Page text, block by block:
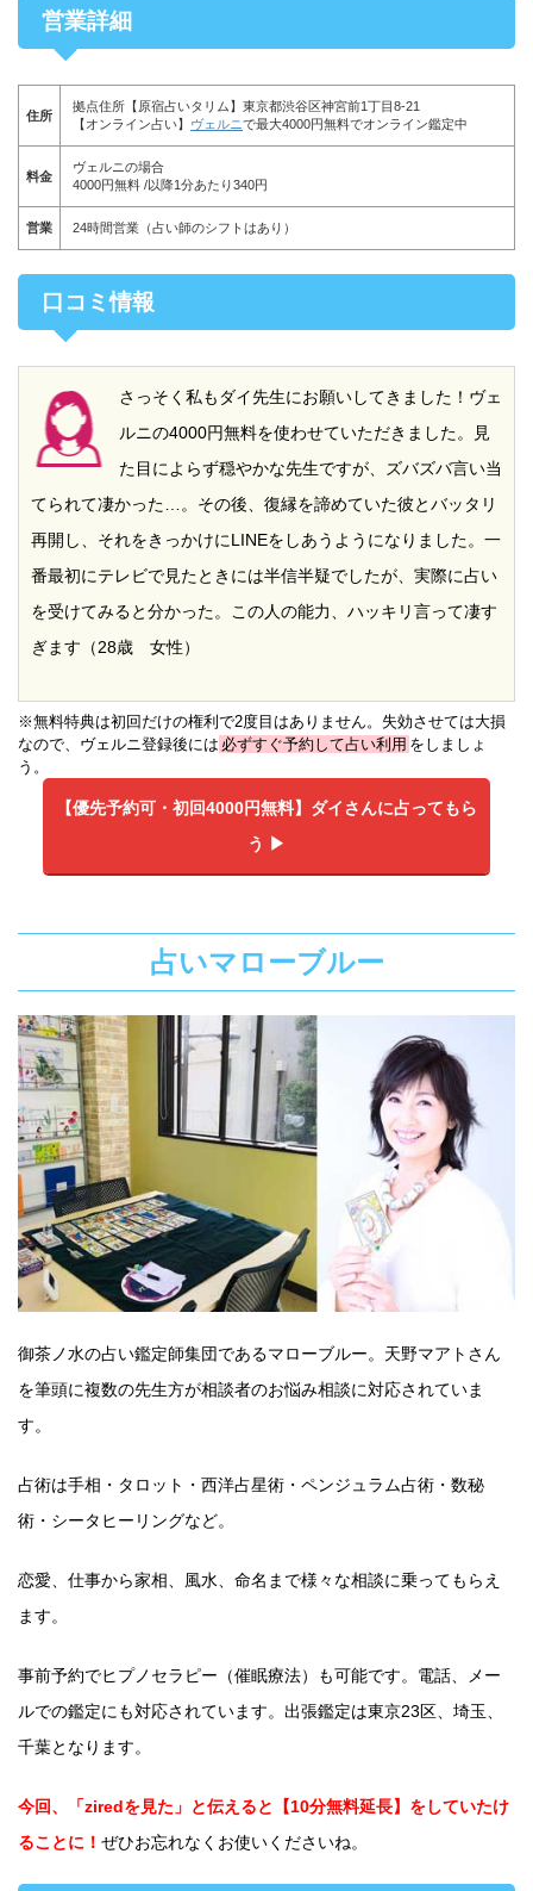
営業詳細
住所
拠点住所【原宿占いタリム】東京都渋谷区神宮前1丁目8-21
【オンライン占い】 ヴェルニで最大4000円無料でオンライン鑑定中
料金
ヴェルニの場合
4000円無料 /以降1分あたり340円
営業 24時間営業（占い師のシフトはあり）
口コミ情報
さっそく私もダイ先生にお願いしてきました！ヴェ
ルニの4000円無料を使わせていただきました。見
た目によらず穏やかな先生ですが、ズバズバ言い当
てられて凄かった…。その後、復縁を諦めていた彼とバッタリ
再開し、それをきっかけにLINEをしあうようになりました。一
番最初にテレビで見たときには半信半疑でしたが、実際に占い
を受けてみると分かった。この人の能力、ハッキリ言って凄す
ぎます（28歳 女性）
※無料特典は初回だけの権利で2度目はありません。失効させては大損
なので、ヴェルニ登録後には 必ずすぐ予約して占い利用 をしましょ
う。
【優先予約可・初回4000円無料】 ダイさんに占ってもら
う ▶︎
占いマローブルー
御茶ノ水の占い鑑定師集団であるマローブルー。天野マアトさん
を筆頭に複数の先生方が相談者のお悩み相談に対応されていま
す。
占術は手相・タロット・西洋占星術・ペンジュラム占術・数秘
術・シータヒーリングなど。
恋愛、仕事から家相、風水、命名まで様々な相談に乗ってもらえ
ます。
事前予約でヒプノセラピー（催眠療法）も可能です。電話、メー
ルでの鑑定にも対応されています。出張鑑定は東京23区、埼玉、
千葉となります。
今回、「ziredを見た」と伝えると【10分無料延長】をしていたけ
ることに！ ぜひお忘れなくお使いくださいね。